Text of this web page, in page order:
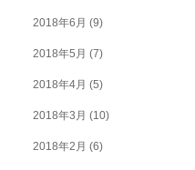
2018年6月 (9)
2018年5月 (7)
2018年4月 (5)
2018年3月 (10)
2018年2月 (6)